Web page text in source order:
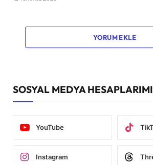
YORUM EKLE
SOSYAL MEDYA
YouTube
Instagram